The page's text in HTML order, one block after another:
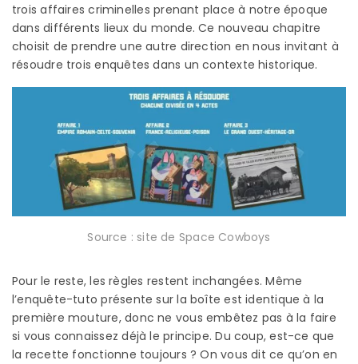
trois affaires criminelles prenant place à notre époque
dans différents lieux du monde. Ce nouveau chapitre
choisit de prendre une autre direction en nous invitant à
résoudre trois enquêtes dans un contexte historique.
Source : site de Space Cowboys
Pour le reste, les règles restent inchangées. Même
l’enquête-tuto présente sur la boîte est identique à la
première mouture, donc ne vous embêtez pas à la faire
si vous connaissez déjà le principe. Du coup, est-ce que
la recette fonctionne toujours ? On vous dit ce qu’on en